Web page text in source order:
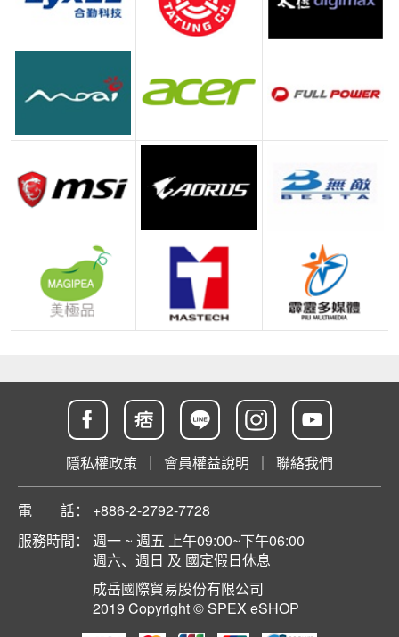
隱私權政策 ｜ 會員權益說明 ｜ 聯絡我們
電 話：
+886-2-2792-7728
服務時間：
週一 ~ 週五 上午09:00~下午06:00
週六、週日 及 國定假日休息
成岳國際貿易股份有限公司
2019 Copyright © SPEX eSHOP